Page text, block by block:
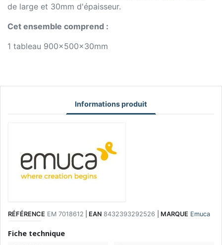
de large et 30mm d'épaisseur.
Cet ensemble comprend :
1 tableau 900x500x30mm
Informations produit
RÉFÉRENCE EM 7018612 EAN 8432393292526 MARQUE Emuca
Fiche technique